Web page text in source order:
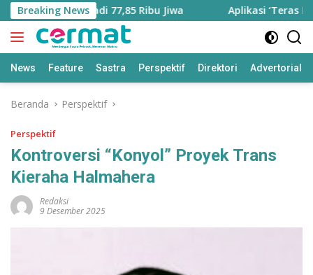
Langsung
ke
konten
Breaking News
Jadi 77,85 Ribu Jiwa Aplikasi ‘Teras
News Feature Sastra Perspektif Direktori Advertorial
Beranda Perspektif
Perspektif
Kontroversi “Konyol” Proyek Trans
Kieraha Halmahera
Redaksi
9 Desember 2025